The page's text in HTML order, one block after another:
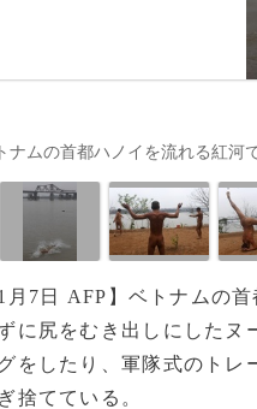
ナムの首都ハノイを流れる紅河
1月7日 AFP】ベトナムの
に尻をむき出しにしたヌ
をしたり、軍隊式のトレ
捨てている。